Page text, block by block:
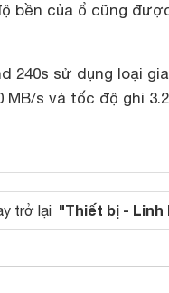
bền của ổ cũng
240s sử dụng loại
MB/s và tốc độ ghi
trở lại "Thiết bị - Linh